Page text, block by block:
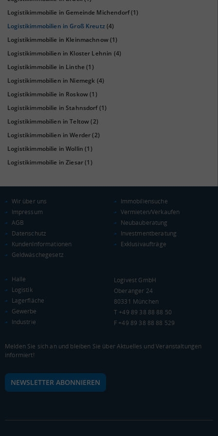
Euro pro Kopf
Kaufkraftindex
KAUFKRAFT - EURO PRO KOPF
0 €
20.099 €
WIRTSCHAFTSKRAFT (STAND: 2018)
(LANDKREIS / KREISFREIE STADT)
Gesamt BIP je Erwerbstätigen BIP je Einwohner
5.416.202 Tsd. €
BRUTTOWERTSCHÖPFUNG
(LANDKREIS / KREISFREIE STADT)
Gesamt Produzierendes Gewerbe
4.878.431 Tsd. € 547.637 Tsd. €
BRUTTOWERTSCHÖPFUNG (DURCHSCHNITT)
Logistikimmobilie in Gemeinde Michendorf(1)
Logistikimmobilien in Groß Kreutz(4)
Logistikimmobilie in Kleinmachnow(1)
Logistikimmobilien in Kloster Lehnin (4)
Logistikimmobilie in Linthe(1)
Logistikimmobilien in Niemegk (4)
Logistikimmobilie in Roskow(1)
Logistikimmobilie in Stahnsdorf(1)
Logistikimmobilien in Teltow(2)
Logistikimmobilien in Werder(2)
Logistikimmobilie in Wollin (1)
Logistikimmobilie in Ziesar(1)
Wir über uns
Impressum
AGB
Datenschutz
KundenInformationen
Geldwäschegesetz
Immobiliensuche
Vermieten/Verkaufen
Neubauberatung
Investmentberatung
Exklusivaufträge
Halle
Logistik
Lagerfläche
Gewerbe
Industrie
Logivest GmbH
Oberanger 24
80331 München
T +49 89 38 88 88 50
F +49 89 38 88 88 529
Melden Sie sich an und bleiben Sie über Aktuelles und Veranstaltungen
informiert!
NEWSLETTER ABONNIEREN